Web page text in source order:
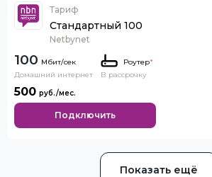
Тариф
Стандартный 100
Netbynet
100
Домашний интернет
Роутер*
В рассрочку
500
Подключить
Показать ещё